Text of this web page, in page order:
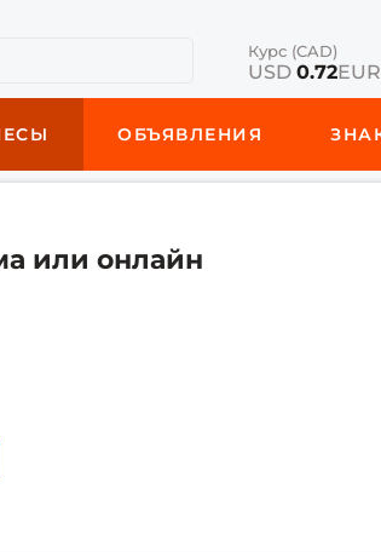
Курс (CAD)
USD 0.72EUR
ОБЪЯВЛЕНИЯ
или онлайн